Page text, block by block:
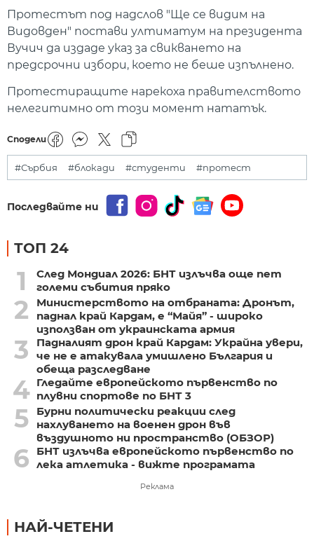
Протестът под надслов "Ще се видим на
Видовден" постави ултиматум на президента
Вучич да издаде указ за свикването на
предсрочни избори, което не беше изпълнено.
Протестиращите нарекоха правителството
нелегитимно от този момент нататък.
Сподели
#Сърбия #блокади #студенти #протест
Последвайте ни
ТОП 24
1
След Мондиал 2026: БНТ излъчва още пет
големи събития пряко
2
Министерството на отбраната: Дронът,
паднал край Кардам, е “Майя” - широко
използван от украинската армия
3
Падналият дрон край Кардам: Украйна увери,
че не е атакувала умишлено България и
обеща разследване
4 Гледайте европейското първенство по
плувни спортове по БНТ 3
5
Бурни политически реакции след
нахлуването на военен дрон във
въздушното ни пространство (ОБЗОР)
6
БНТ излъчва европейското първенство по
лека атлетика - вижте програмата
Реклама
НАЙ-ЧЕТЕНИ